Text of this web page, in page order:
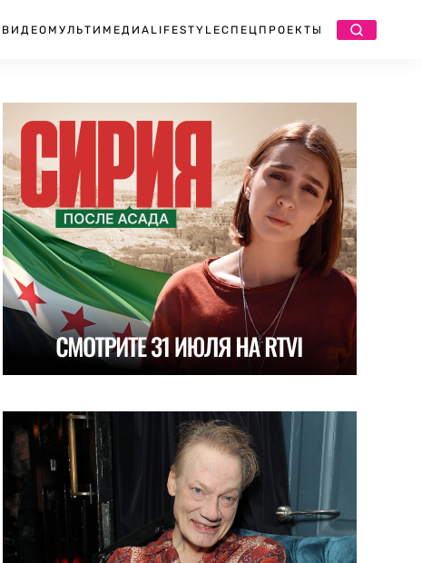
ВИДЕО МУЛЬТИМЕДИА LIFESTYLEСПЕЦПРОЕКТЫ